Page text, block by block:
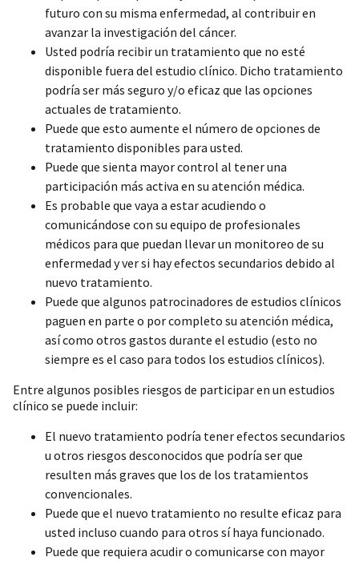
futuro con su misma enfermedad, al contribuir en
avanzar la investigación del cáncer.
Usted podría recibir un tratamiento que no esté
disponible fuera del estudio clínico. Dicho tratamiento
podría ser más seguro y/o eficaz que las opciones
actuales de tratamiento.
Puede que esto aumente el número de opciones de
tratamiento disponibles para usted.
Puede que sienta mayor control al tener una
participación más activa en su atención médica.
Es probable que vaya a estar acudiendo o
comunicándose con su equipo de profesionales
médicos para que puedan llevar un monitoreo de su
enfermedad y ver si hay efectos secundarios debido al
nuevo tratamiento.
Puede que algunos patrocinadores de estudios clínicos
paguen en parte o por completo su atención médica,
así como otros gastos durante el estudio (esto no
siempre es el caso para todos los estudios clínicos).
Entre algunos posibles riesgos de participar en un estudios
clínico se puede incluir:
El nuevo tratamiento podría tener efectos secundarios
u otros riesgos desconocidos que podría ser que
resulten más graves que los de los tratamientos
convencionales.
Puede que el nuevo tratamiento no resulte eficaz para
usted incluso cuando para otros sí haya funcionado.
Puede que requiera acudir o comunicarse con mayor